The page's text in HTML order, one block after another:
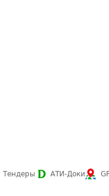
Тендеры АТИ-Доки